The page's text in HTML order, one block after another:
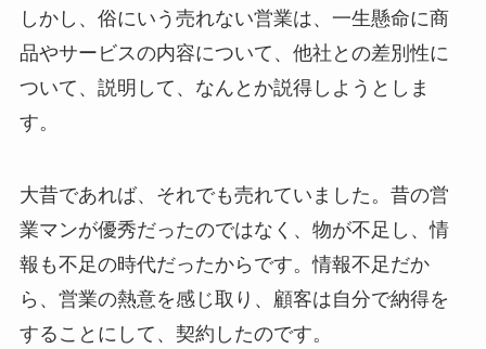
しかし、俗にいう売れない営業は、一生懸命に商
品やサービスの内容について、他社との差別性に
ついて、説明して、なんとか説得しようとしま
す。
大昔であれば、それでも売れていました。昔の営
業マンが優秀だったのではなく、物が不足し、情
報も不足の時代だったからです。情報不足だか
ら、営業の熱意を感じ取り、顧客は自分で納得を
することにして、契約したのです。